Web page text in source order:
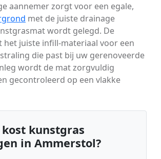
aannemer zorgt voor een egale,
met de juiste drainage
wordt gelegd. De
het juiste infill-materiaal voor een
die past bij uw gerenoveerde
wordt de mat zorgvuldig
gecontroleerd op een vlakke
kunstgras
in Ammerstol?